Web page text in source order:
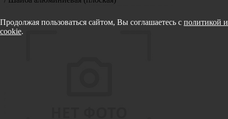
Продолжая пользоваться сайтом, Вы соглашаетесь с политикой
cookie.